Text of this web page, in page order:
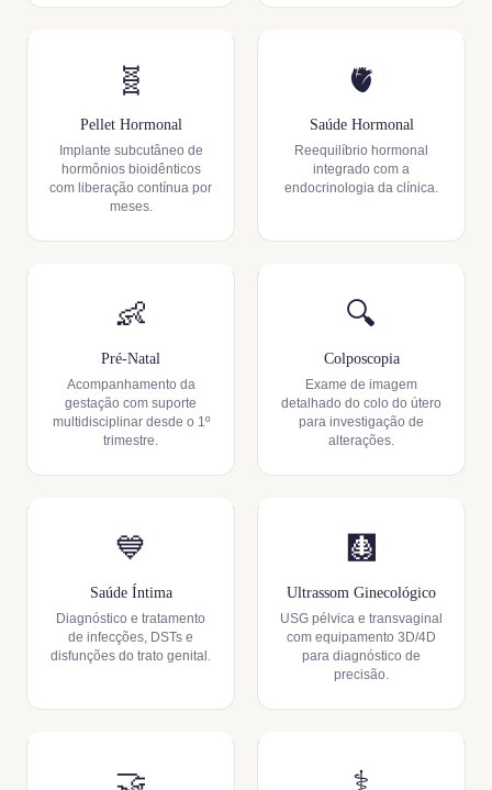
🧬
Pellet Hormonal
Implante subcutâneo de
hormônios bioidênticos
com liberação contínua por
meses.
🫀
Saúde Hormonal
Reequilíbrio hormonal
integrado com a
endocrinologia da clínica.
👶
Pré-Natal
Acompanhamento da
gestação com suporte
multidisciplinar desde o 1º
trimestre.
🔍
Colposcopia
Exame de imagem
detalhado do colo do útero
para investigação de
alterações.
💙
Saúde Íntima
Diagnóstico e tratamento
de infecções, DSTs e
disfunções do trato genital.
🩻
Ultrassom Ginecológico
USG pélvica e transvaginal
com equipamento 3D/4D
para diagnóstico de
precisão.
🤝 ⚕️